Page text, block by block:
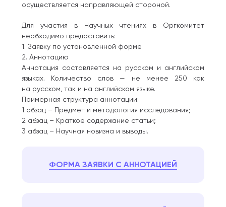
осуществляется направляющей стороной.
Для участия в Научных чтениях в Оргкомитет
необходимо предоставить:
1. Заявку по установленной форме
2. Аннотацию
Аннотация составляется на русском и английском
языках. Количество слов — не менее 250 как
на русском, так и на английском языке.
Примерная структура аннотации:
1 абзац – Предмет и методология исследования;
2 абзац – Краткое содержание статьи;
3 абзац – Научная новизна и выводы.
ФОРМА ЗАЯВКИ С АННОТАЦИЕЙ